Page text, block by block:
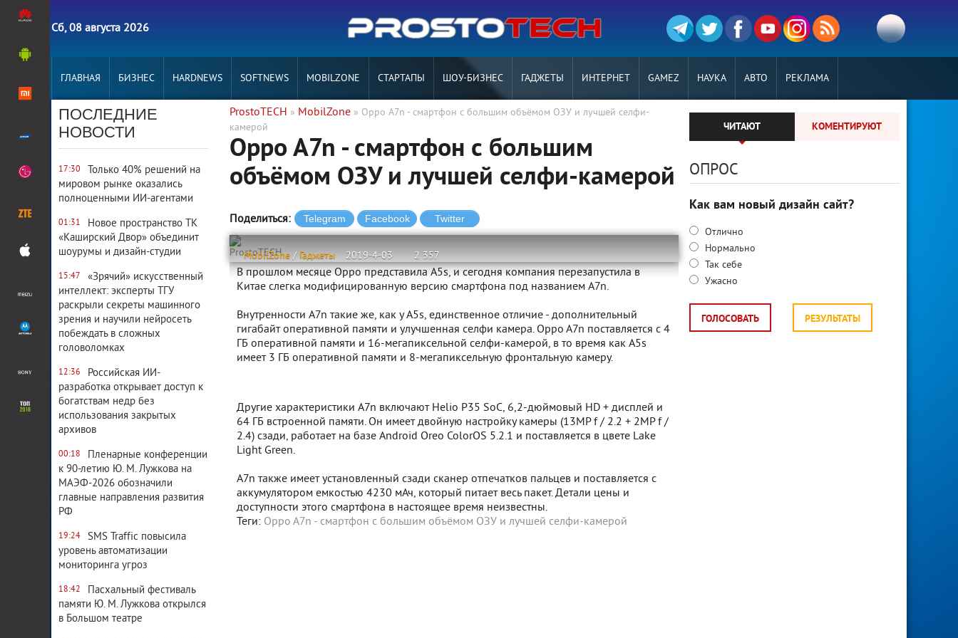
Сб, 08 августа 2026
ГЛАВНАЯ БИЗНЕС HARDNEWS SOFTNEWS MOBILZONE СТАРТАПЫ ШОУ-БИЗНЕС ГАДЖЕТЫ ИНТЕРНЕТ GAMEZ НАУКА АВТО РЕКЛАМА
ПОСЛЕДНИЕ
НОВОСТИ
17:30
Только 40% решений на
мировом рынке оказались
полноценными ИИ-агентами
01:31
Новое пространство ТК
«Каширский Двор» объединит
шоурумы и дизайн-студии
15:47
«Зрячий» искусственный
интеллект: эксперты ТГУ
раскрыли секреты машинного
зрения и научили нейросеть
побеждать в сложных
головоломках
12:36
Российская ИИ-
разработка открывает доступ к
богатствам недр без
использования закрытых
архивов
00:18
Пленарные конференции
к 90-летию Ю. М. Лужкова на
МАЭФ-2026 обозначили
главные направления развития
РФ
19:24
SMS Traffic повысила
уровень автоматизации
мониторинга угроз
18:42
Пасхальный фестиваль
памяти Ю. М. Лужкова открылся
в Большом театре
ProstoTECH » MobilZone » Oppo A7n - смартфон с большим объёмом ОЗУ и лучшей селфи-
камерой
Oppo A7n - смартфон с большим
объёмом ОЗУ и лучшей селфи-камерой
Поделиться:
MobilZone / Гаджеты 2019-4-03 2 357
ProstoTECH
В прошлом месяце Oppo представила A5s, и сегодня компания перезапустила в
Китае слегка модифицированную версию смартфона под названием A7n.
Внутренности A7n такие же, как у A5s, единственное отличие - дополнительный
гигабайт оперативной памяти и улучшенная селфи камера. Oppo A7n поставляется с 4
ГБ оперативной памяти и 16-мегапиксельной селфи-камерой, в то время как A5s
имеет 3 ГБ оперативной памяти и 8-мегапиксельную фронтальную камеру.
Другие характеристики A7n включают Helio P35 SoC, 6,2-дюймовый HD + дисплей и
64 ГБ встроенной памяти. Он имеет двойную настройку камеры (13MP f / 2.2 + 2MP f /
2.4) сзади, работает на базе Android Oreo ColorOS 5.2.1 и поставляется в цвете Lake
Light Green.
A7n также имеет установленный сзади сканер отпечатков пальцев и поставляется с
аккумулятором емкостью 4230 мАч, который питает весь пакет. Детали цены и
доступности этого смартфона в настоящее время неизвестны.
Теги: Oppo A7n - смартфон с большим объёмом ОЗУ и лучшей селфи-камерой
ЧИТАЮТ КОМЕНТИРУЮТ
ОПРОС
Как вам новый дизайн сайт?
Отлично
Нормально
Так себе
Ужасно
ГОЛОСОВАТЬ РЕЗУЛЬТАТЫ